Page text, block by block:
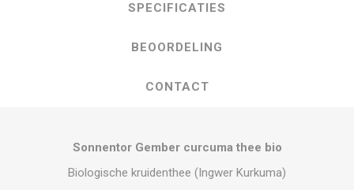
SPECIFICATIES
BEOORDELING
CONTACT
Sonnentor Gember curcuma thee bio
Biologische kruidenthee (Ingwer Kurkuma)